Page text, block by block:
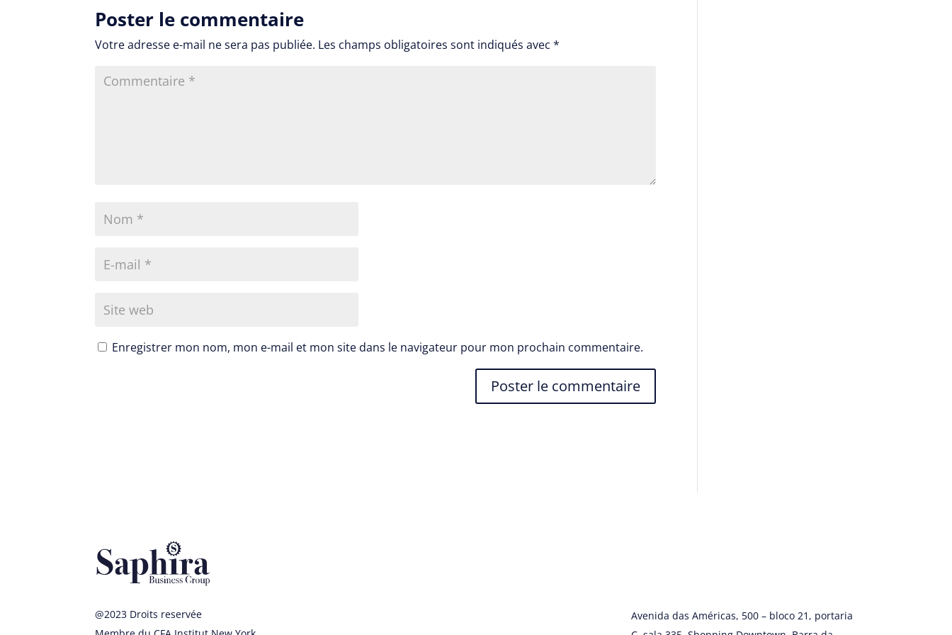
Poster le commentaire
Votre adresse e-mail ne sera pas publiée. Les champs obligatoires sont indiqués avec*
Enregistrer mon nom, mon e-mail et mon site dans le navigateur pour mon prochain commentaire.
@2023 Droits reservée
Avenida das Américas, 500 – bloco 21, portaria